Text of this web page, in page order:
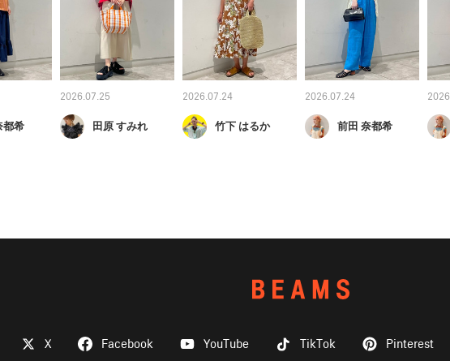
都希
2026.07.25
田原 すみれ
2026.07.24
竹下 はるか
2026.07.24
前田 奈都希
X Facebook YouTube TikTok Pinterest